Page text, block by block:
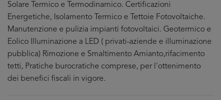
Solare Termico e Termodinamico. Certificazioni
Energetiche, Isolamento Termico e Tettoie Fotovoltaiche.
Manutenzione e pulizia impianti fotovoltaici. Geotermico e
Eolico Illuminazione a LED ( privati-aziende e illuminazione
pubblica) Rimozione e Smaltimento Amianto,rifacimento
tetti, Pratiche burocratiche comprese, per l'ottenimento
dei benefici fiscali in vigore.